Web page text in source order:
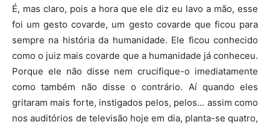
É, mas claro, pois a hora que ele diz eu lavo a mão, esse
foi um gesto covarde, um gesto covarde que ficou para
sempre na história da humanidade. Ele ficou conhecido
como o juiz mais covarde que a humanidade já conheceu.
Porque ele não disse nem crucifique-o imediatamente
como também não disse o contrário. Aí quando eles
gritaram mais forte, instigados pelos, pelos… assim como
nos auditórios de televisão hoje em dia, planta-se quatro,